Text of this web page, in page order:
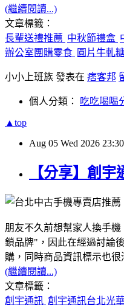
(繼續閱讀...)
文章標籤：
長輩送禮推薦 中秋節禮盒
辦公室團購零食 圓片牛軋
小小上班族 發表在 痞客邦
個人分類： 吃吃喝喝
▲top
Aug 05 Wed 2026 23:30
【分享】創
朋友不久前想幫家人換手
鎖品牌"，因此在經過討論
購，同時商品資訊標示也很
(繼續閱讀...)
文章標籤：
創宇通訊 創宇通訊台北光